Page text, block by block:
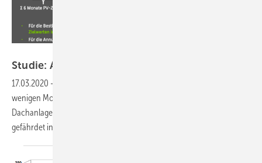
Studie: Atmender Solardeckel bedroht
17.03.2020 -
wenigen Monaten dazu führen, dass die Einspeisevergütung für
Dachanlagen deren Stromerzeugungskosten unterschreitet. Dies
gefährdet insbesondere den Bau von größeren